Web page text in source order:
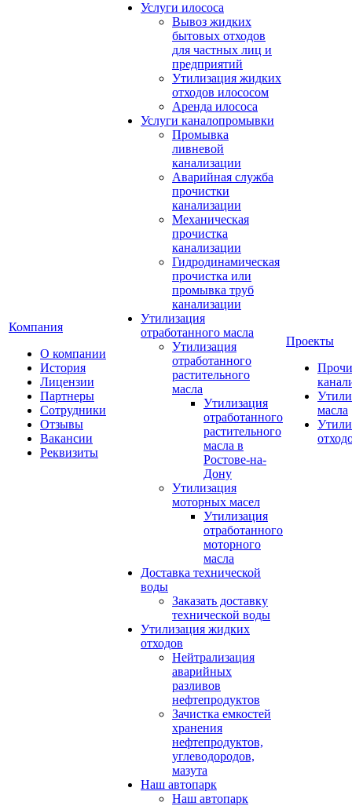
Компания
О компании
История
Лицензии
Партнеры
Сотрудники
Отзывы
Вакансии
Реквизиты
Услуги илососа
Вывоз жидких
бытовых отходов
для частных лиц и
предприятий
Утилизация жидких
отходов илососом
Аренда илососа
Услуги каналопромывки
Промывка
ливневой
канализации
Аварийная служба
прочистки
канализации
Механическая
прочистка
канализации
Гидродинамическая
прочистка или
промывка труб
канализации
Утилизация
отработанного масла
Утилизация
отработанного
растительного
масла
Утилизация
отработанного
растительного
масла в
Ростове-на-
Дону
Утилизация
моторных масел
Утилизация
отработанного
моторного
масла
Доставка технической
воды
Заказать доставку
технической воды
Утилизация жидких
отходов
Нейтрализация
аварийных
разливов
нефтепродуктов
Зачистка емкостей
хранения
нефтепродуктов,
углеводородов,
мазута
Наш автопарк
Наш автопарк
Проекты
масла